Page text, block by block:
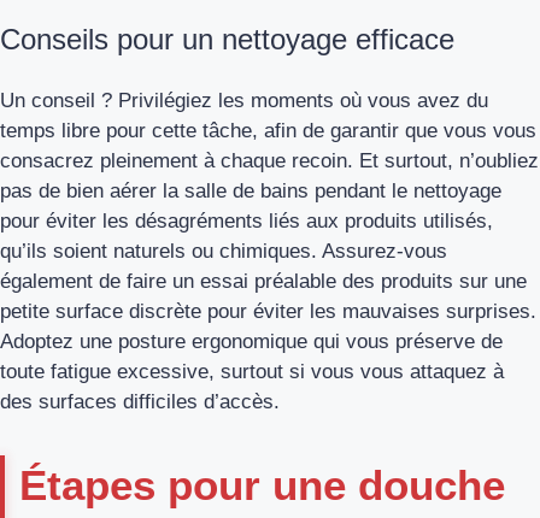
Conseils pour un nettoyage efficace
Un conseil ? Privilégiez les moments où vous avez du
temps libre pour cette tâche, afin de garantir que vous vous
consacrez pleinement à chaque recoin. Et surtout, n’oubliez
pas de bien aérer la salle de bains pendant le nettoyage
pour éviter les désagréments liés aux produits utilisés,
qu’ils soient naturels ou chimiques. Assurez-vous
également de faire un essai préalable des produits sur une
petite surface discrète pour éviter les mauvaises surprises.
Adoptez une posture ergonomique qui vous préserve de
toute fatigue excessive, surtout si vous vous attaquez à
des surfaces difficiles d’accès.
Étapes pour une douche